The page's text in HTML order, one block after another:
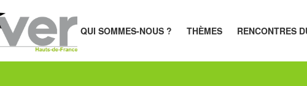
QUI SOMMES-NOUS ? THÈMES RENCONTRES